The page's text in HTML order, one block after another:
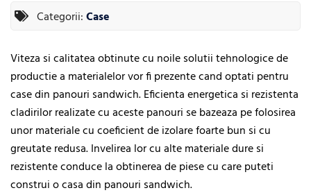
Categorii:Case
Viteza si calitatea obtinute cu noile solutii tehnologice de
productie a materialelor vor fi prezente cand optati pentru
case din panouri sandwich. Eficienta energetica si rezistenta
cladirilor realizate cu aceste panouri se bazeaza pe folosirea
unor materiale cu coeficient de izolare foarte bun si cu
greutate redusa. Invelirea lor cu alte materiale dure si
rezistente conduce la obtinerea de piese cu care puteti
construi o casa din panouri sandwich.